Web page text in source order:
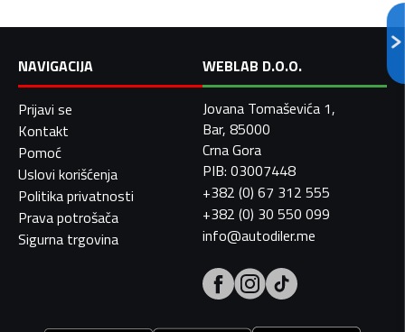
NAVIGACIJA
Prijavi se
Kontakt
Pomoć
Uslovi korišćenja
Politika privatnosti
Prava potrošača
Sigurna trgovina
WEBLAB D.O.O.
Jovana Tomaševića 1,
Bar, 85000
Crna Gora
PIB: 03007448
+382 (0) 67 312 555
+382 (0) 30 550 099
info@autodiler.me